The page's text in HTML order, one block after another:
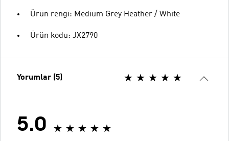
Ürün rengi: Medium Grey Heather / White
Ürün kodu: JX2790
Yorumlar (5)
5.0